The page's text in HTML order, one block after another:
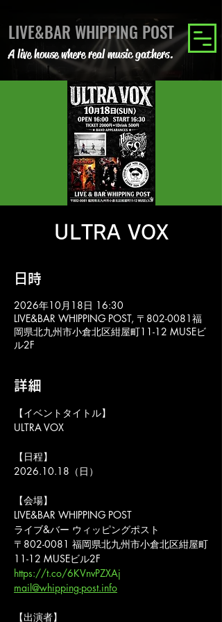
LIVE&BAR WHIPPING POST
A live house where real music gathers.
ULTRA VOX
日時
2026年10月18日 16:30
LIVE&BAR WHIPPING POST, 〒802-0081福
岡県北九州市小倉北区紺屋町11-12 MUSEビ
ル2F
詳細
【イベントタイトル】
ULTRA VOX
【日程】
2026.10.18（日）
【会場】
LIVE&BAR WHIPPING POST
ライブ&バー ウィッピングポスト
〒802-0081 福岡県北九州市小倉北区紺屋町
11-12 MUSEビル2F
https://t.co/6KVnvPZXAj
mail@whipping-post.info
【出演者】